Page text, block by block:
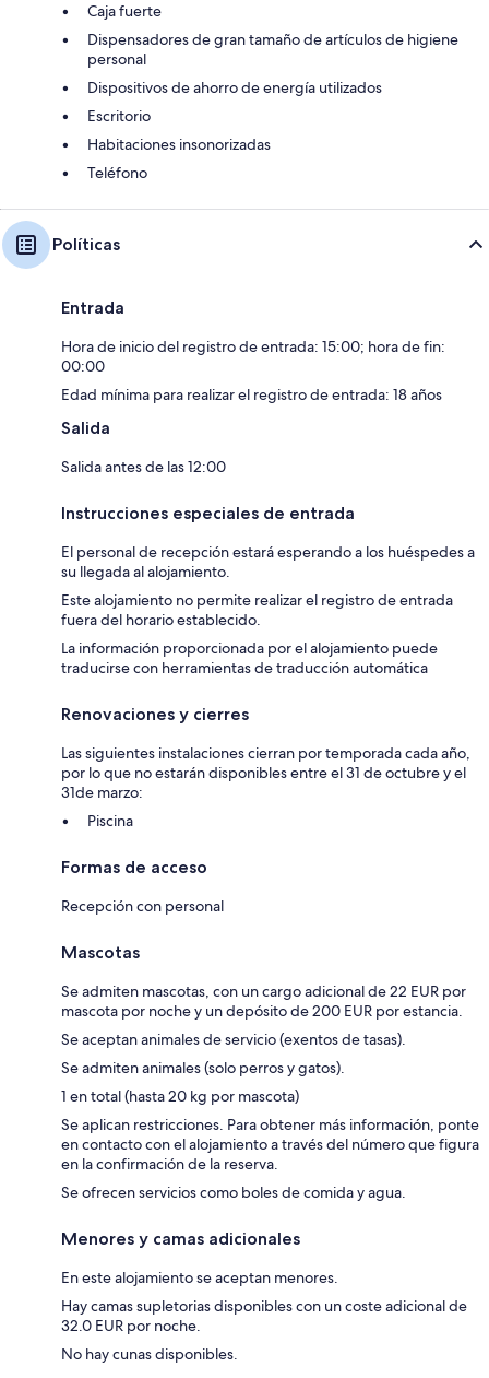
Caja fuerte
Dispensadores de gran tamaño de artículos de higiene
personal
Dispositivos de ahorro de energía utilizados
Escritorio
Habitaciones insonorizadas
Teléfono
Políticas
Entrada
Hora de inicio del registro de entrada: 15:00; hora de fin:
00:00
Edad mínima para realizar el registro de entrada: 18 años
Salida
Salida antes de las 12:00
Instrucciones especiales de entrada
El personal de recepción estará esperando a los huéspedes a
su llegada al alojamiento.
Este alojamiento no permite realizar el registro de entrada
fuera del horario establecido.
La información proporcionada por el alojamiento puede
traducirse con herramientas de traducción automática
Renovaciones y cierres
Las siguientes instalaciones cierran por temporada cada año,
por lo que no estarán disponibles entre el 31 de octubre y el
31de marzo:
Piscina
Formas de acceso
Recepción con personal
Mascotas
Se admiten mascotas, con un cargo adicional de 22 EUR por
mascota por noche y un depósito de 200 EUR por estancia.
Se aceptan animales de servicio (exentos de tasas).
Se admiten animales (solo perros y gatos).
1 en total (hasta 20 kg por mascota)
Se aplican restricciones. Para obtener más información, ponte
en contacto con el alojamiento a través del número que figura
en la confirmación de la reserva.
Se ofrecen servicios como boles de comida y agua.
Menores y camas adicionales
En este alojamiento se aceptan menores.
Hay camas supletorias disponibles con un coste adicional de
32.0 EUR por noche.
No hay cunas disponibles.